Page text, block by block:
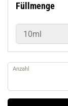
Füllmenge
10ml
Anzahl